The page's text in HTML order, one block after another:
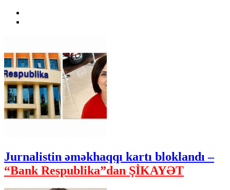
Jurnalistin əməkhaqqı kartı bloklandı –
“Bank Respublika”dan ŞİKAYƏT